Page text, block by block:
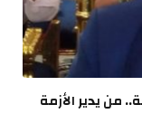
من يدير الأزمة